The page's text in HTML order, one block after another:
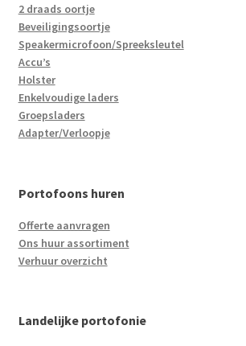
2 draads oortje
Beveiligingsoortje
Speakermicrofoon/Spreeksleutel
Accu’s
Holster
Enkelvoudige laders
Groepsladers
Adapter/Verloopje
Portofoons huren
Offerte aanvragen
Ons huur assortiment
Verhuur overzicht
Landelijke portofonie